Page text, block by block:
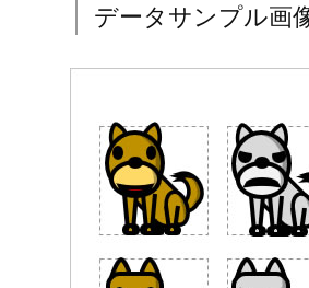
データサンプル画